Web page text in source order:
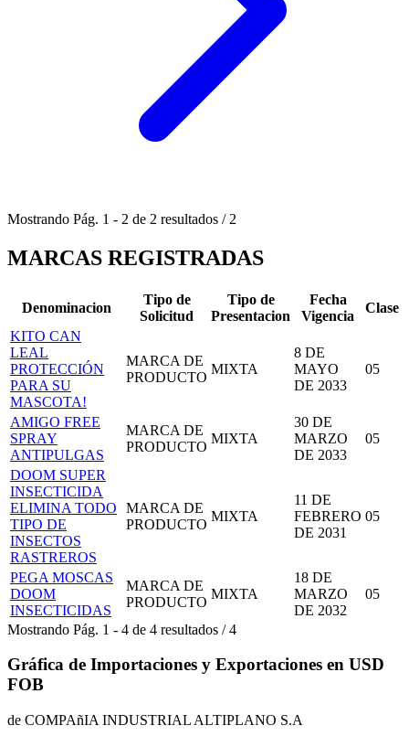
Mostrando Pág. 1 - 2 de 2 resultados / 2
MARCAS REGISTRADAS
Denominacion
Tipo de
Solicitud
Tipo de
Presentacion
Fecha
Vigencia
Clase
KITO CAN
LEAL
PROTECCIÓN
PARA SU
MASCOTA!
MARCA DE
PRODUCTO
MIXTA
8 DE
MAYO
DE 2033
05
AMIGO FREE
SPRAY
ANTIPULGAS
MARCA DE
PRODUCTO
MIXTA
30 DE
MARZO
DE 2033
05
DOOM SUPER
INSECTICIDA
ELIMINA TODO
TIPO DE
INSECTOS
RASTREROS
MARCA DE
PRODUCTO
MIXTA
11 DE
FEBRERO
DE 2031
05
PEGA MOSCAS
DOOM
INSECTICIDAS
MARCA DE
PRODUCTO
MIXTA
18 DE
MARZO
DE 2032
05
Mostrando Pág. 1 - 4 de 4 resultados /4
Gráfica de Importaciones y Exportaciones en USD
FOB
de COMPAñIA INDUSTRIAL ALTIPLANO S.A